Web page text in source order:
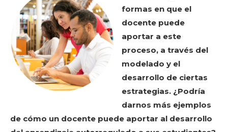
formas en que el
docente puede
aportar a este
proceso, a través del
modelado y el
desarrollo de ciertas
estrategias. ¿Podría
darnos más ejemplos
de cómo un docente puede aportar al desarrollo